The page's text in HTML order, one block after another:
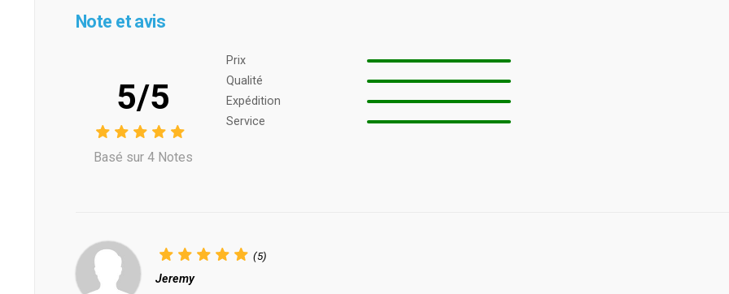
Note et avis
5/5
Basé sur 4 Notes
Prix ​​
Qualité
Expédition
Service
(5)
Jeremy